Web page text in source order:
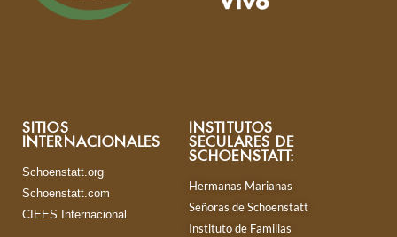
SITIOS
INTERNACIONALES
Schoenstatt.org
Schoenstatt.com
CIEES Internacional
INSTITUTOS
SECULARES DE
SCHOENSTATT:
Hermanas Marianas
Señoras de Schoenstatt
Instituto de Familias